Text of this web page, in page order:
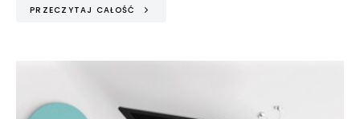
PRZECZYTAJ CAŁOŚĆ